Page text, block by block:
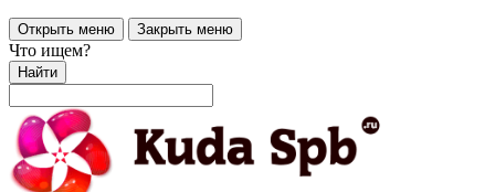
Открыть меню Закрыть меню
Что ищем?
Найти